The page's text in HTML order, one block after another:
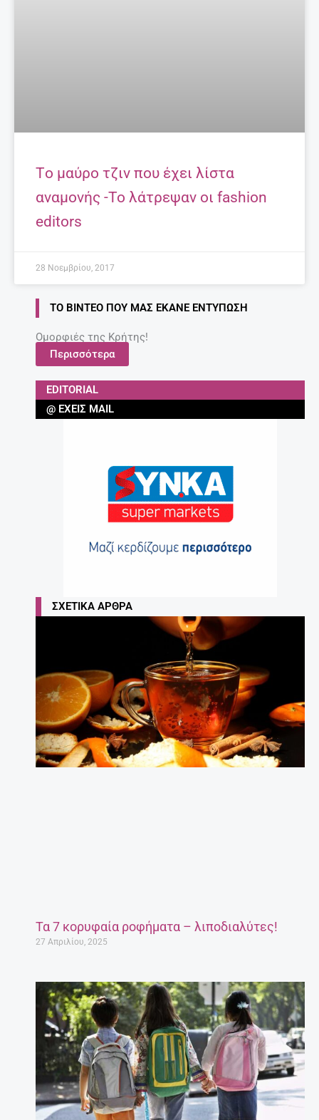
Tο μαύρο τζιν που έχει λίστα
αναμονής -Το λάτρεψαν οι fashion
editors
28 Νοεμβρίου, 2017
ΤΟ ΒΊΝΤΕΟ ΠΟΥ ΜΑΣ ΈΚΑΝΕ ΕΝΤΎΠΩΣΗ
Ομορφιές της Κρήτης!
Περισσότερα
EDITORIAL
@ ΈΧΕΙΣ MAIL
ΣΧΕΤΙΚΆ ΆΡΘΡΑ
Τα 7 κορυφαία ροφήματα – λιποδιαλύτες!
27 Απριλίου, 2025